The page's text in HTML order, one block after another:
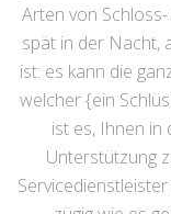
Arten von
spät in der Nacht,
ist: es kann die
welcher {ein
ist es, Ihnen
Unterstützung